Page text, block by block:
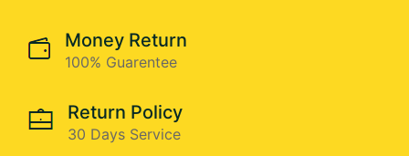
Money Return
100% Guarentee
Return Policy
30 Days Service